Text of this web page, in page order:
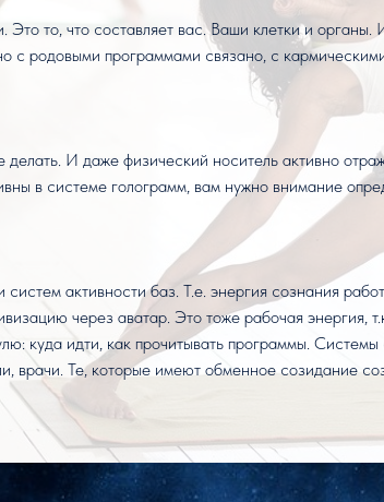
то, что составляет вас. Ваши клетки и
с родовыми программами связано, с
И даже физический носитель активно
в системе голограмм, вам нужно внимание
активности баз. Т.е. энергия сознания
через аватар. Это тоже рабочая
куда идти, как прочитывать программы.
врачи. Те, которые имеют обменное созидание